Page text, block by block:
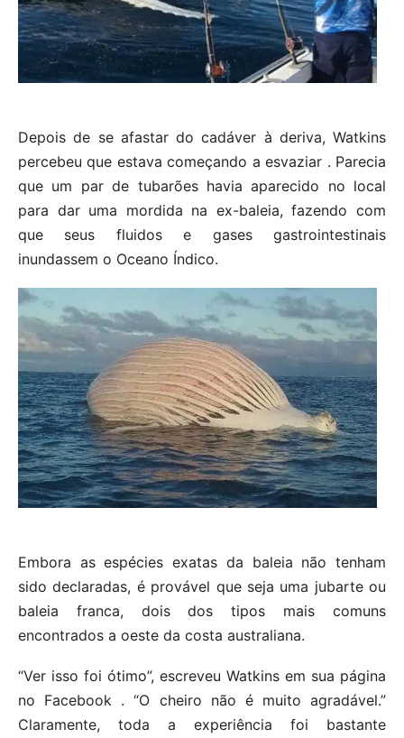
Depois de se afastar do cadáver à deriva, Watkins
percebeu que estava começando a esvaziar . Parecia
que um par de tubarões havia aparecido no local
para dar uma mordida na ex-baleia, fazendo com
que seus fluidos e gases gastrointestinais
inundassem o Oceano Índico.
Embora as espécies exatas da baleia não tenham
sido declaradas, é provável que seja uma jubarte ou
baleia franca, dois dos tipos mais comuns
encontrados a oeste da costa australiana.
“Ver isso foi ótimo”, escreveu Watkins em sua página
no Facebook . “O cheiro não é muito agradável.”
Claramente, toda a experiência foi bastante